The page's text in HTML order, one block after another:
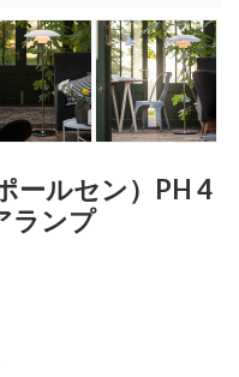
ールセン）PH 4
ランプ